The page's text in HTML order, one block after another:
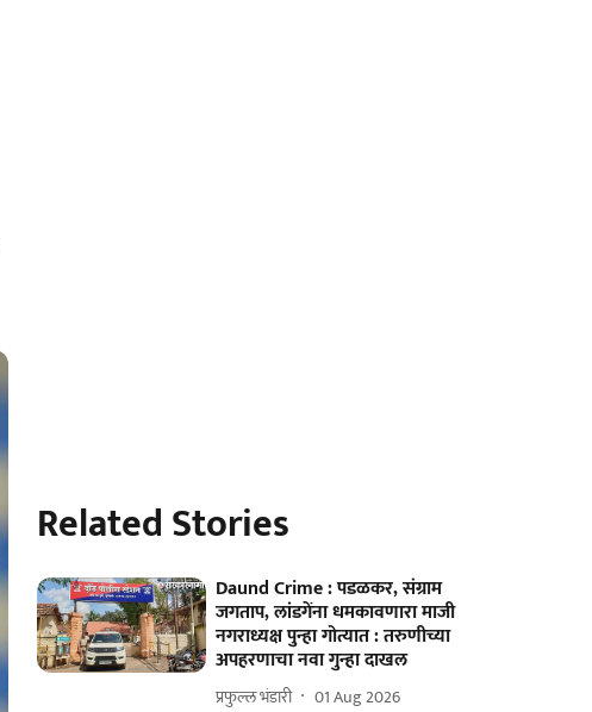
Related Stories
Daund Crime : पडळकर, संग्राम
जगताप, लांडगेंना धमकावणारा माजी
नगराध्यक्ष पुन्हा गोत्यात : तरुणीच्या
अपहरणाचा नवा गुन्हा दाखल
प्रफुल्ल भंडारी 01 Aug 2026